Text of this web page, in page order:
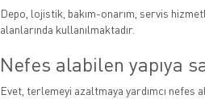
Depo, lojistik, bakım-onarım, servis
alanlarında kullanılmaktadır.
Nefes alabilen yapıya
Evet, terlemeyi azaltmaya yardımcı nefes